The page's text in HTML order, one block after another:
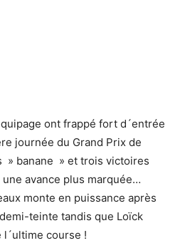
ont frappé fort d´entrée
journée du Grand Prix de
» banane » et trois victoires
avance plus marquée…
monte en puissance après
teinte tandis que Loïck
course !